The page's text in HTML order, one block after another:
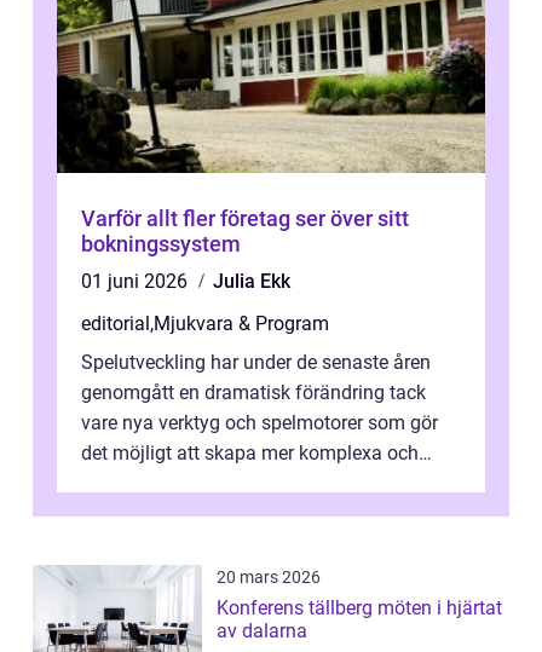
Varför allt fler företag ser över sitt
bokningssystem
01 juni 2026
Julia Ekk
editorial,Mjukvara & Program
Spelutveckling har under de senaste åren
genomgått en dramatisk förändring tack
vare nya verktyg och spelmotorer som gör
det möjligt att skapa mer komplexa och
20 mars 2026
Konferens tällberg möten i hjärtat
av dalarna